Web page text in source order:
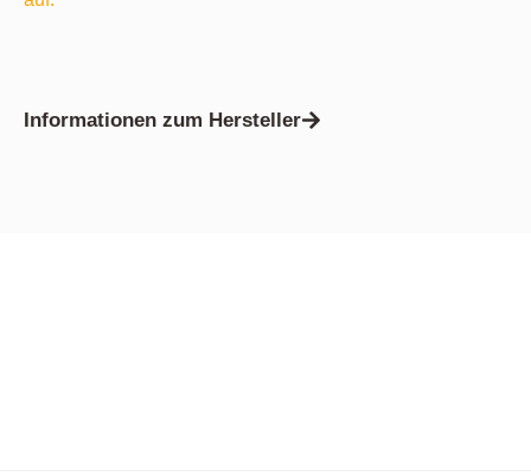
Informationen zum Hersteller